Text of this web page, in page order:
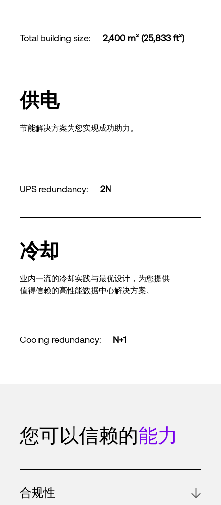
Total building size: 2,400 m² (25,833 ft²)
供电
节能解决方案为您实现成功助力。
UPS redundancy: 2N
冷却
业内一流的冷却实践与最优设计，为您提供
值得信赖的高性能数据中心解决方案。
Cooling redundancy: N+1
您可以信赖的能力
合规性